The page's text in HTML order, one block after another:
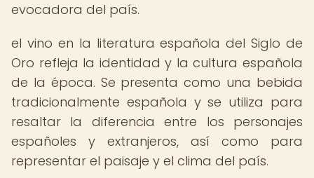
evocadora del país.
el vino en la literatura española del Siglo de
Oro refleja la identidad y la cultura española
de la época. Se presenta como una bebida
tradicionalmente española y se utiliza para
resaltar la diferencia entre los personajes
españoles y extranjeros, así como para
representar el paisaje y el clima del país.